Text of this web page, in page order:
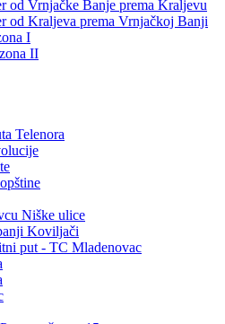
od Vrnjačke Banje prema Kraljevu
od Kraljeva prema Vrnjačkoj Banji
I
II
Telenora
Niške ulice
Koviljači
put - TC Mladenovac